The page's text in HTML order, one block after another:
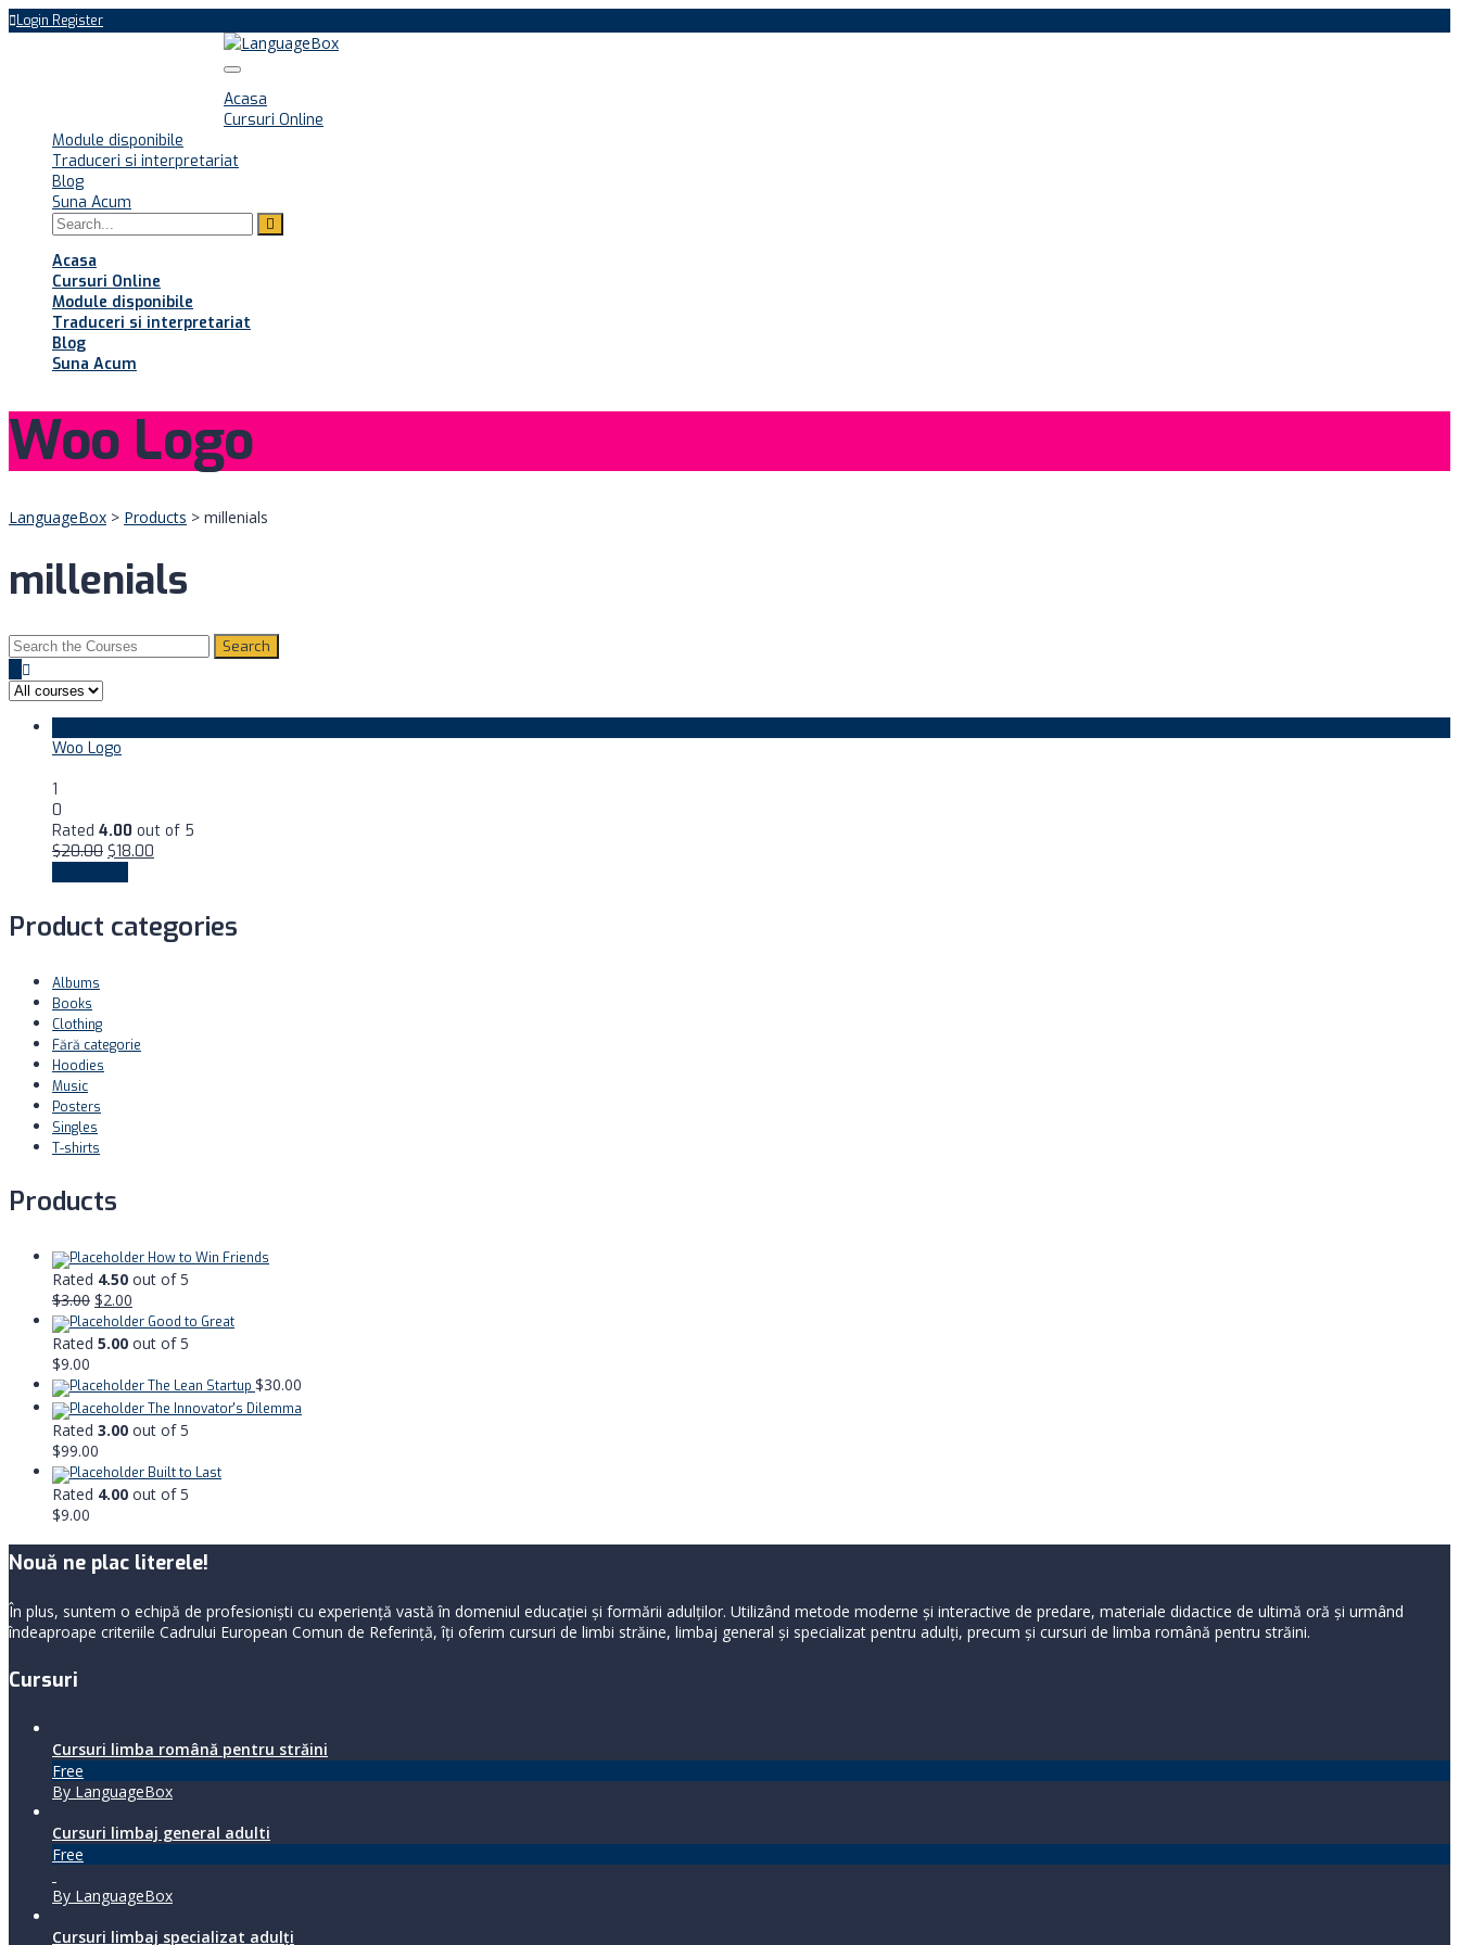
Login Register
Toggle
navigation
Acasa
Cursuri Online
Module disponibile
Traduceri si interpretariat
Blog
Suna Acum
Acasa
Cursuri Online
Module disponibile
Traduceri si interpretariat
Blog
Suna Acum
Woo Logo
LanguageBox > Products > millenials
millenials
Search
for:
Woo Logo
1
0
Rated 4.00 out of 5
$20.00 $18.00
Product categories
Albums
Books
Clothing
Fără categorie
Hoodies
Music
Posters
Singles
T-shirts
Products
How to Win Friends
Rated 4.50 out of 5
$3.00 $2.00
Good to Great
Rated 5.00 out of 5
$9.00
The Lean Startup $30.00
The Innovator's Dilemma
Rated 3.00 out of 5
$99.00
Built to Last
Rated 4.00 out of 5
$9.00
Nouă ne plac literele!
În plus, suntem o echipă de profesioniști cu experiență vastă în domeniul educației și formării adulților. Utilizând metode moderne și interactive de predare, materiale didactice de ultimă oră și urmând
îndeaproape criteriile Cadrului European Comun de Referință, îți oferim cursuri de limbi străine, limbaj general şi specializat pentru adulți, precum și cursuri de limba română pentru străini.
Cursuri
Cursuri limba română pentru străini
Free
By LanguageBox
Cursuri limbaj general adulti
Free
By LanguageBox
Cursuri limbaj specializat adulţi